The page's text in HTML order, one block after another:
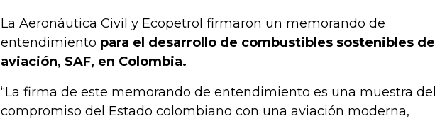
La Aeronáutica Civil y Ecopetrol firmaron un memorando de
entendimiento para el desarrollo de combustibles sostenibles de
aviación, SAF, en Colombia.
“La firma de este memorando de entendimiento es una muestra del
compromiso del Estado colombiano con una aviación moderna,